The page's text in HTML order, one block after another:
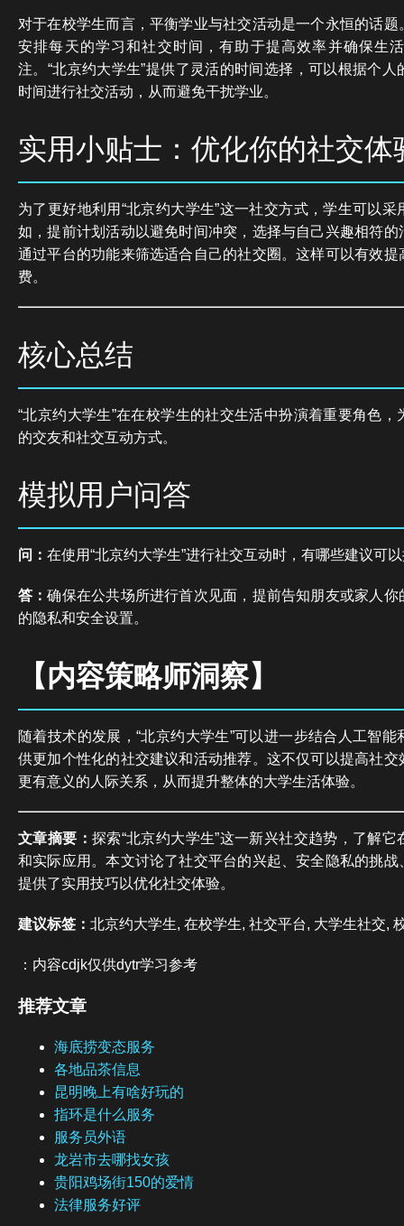
对于在校学生而言，平衡学业与社交活动是一个永恒的话
安排每天的学习和社交时间，有助于提高效率并确保生
注。“北京约大学生”提供了灵活的时间选择，可以根据个
时间进行社交活动，从而避免干扰学业。
实用小贴士：优化你的社交体
为了更好地利用“北京约大学生”这一社交方式，学生可以
如，提前计划活动以避免时间冲突，选择与自己兴趣相符
通过平台的功能来筛选适合自己的社交圈。这样可以有效
费。
核心总结
“北京约大学生”在在校学生的社交生活中扮演着重要角色
的交友和社交互动方式。
模拟用户问答
问： 在使用“北京约大学生”进行社交互动时，有哪些建议可
答：确保在公共场所进行首次见面，提前告知朋友或家人
的隐私和安全设置。
【内容策略师洞察】
随着技术的发展，“北京约大学生”可以进一步结合人工智
供更加个性化的社交建议和活动推荐。这不仅可以提高社
更有意义的人际关系，从而提升整体的大学生活体验。
文章摘要： 探索“北京约大学生”这一新兴社交趋势，了解
和实际应用。本文讨论了社交平台的兴起、安全隐私的挑
提供了实用技巧以优化社交体验。
建议标签： 北京约大学生, 在校学生, 社交平台, 大学生社交,
：内容cdjk仅供dytr学习参考
推荐文章
海底捞变态服务
各地品茶信息
昆明晚上有啥好玩的
指环是什么服务
服务员外语
龙岩市去哪找女孩
贵阳鸡场街150的爱情
法律服务好评